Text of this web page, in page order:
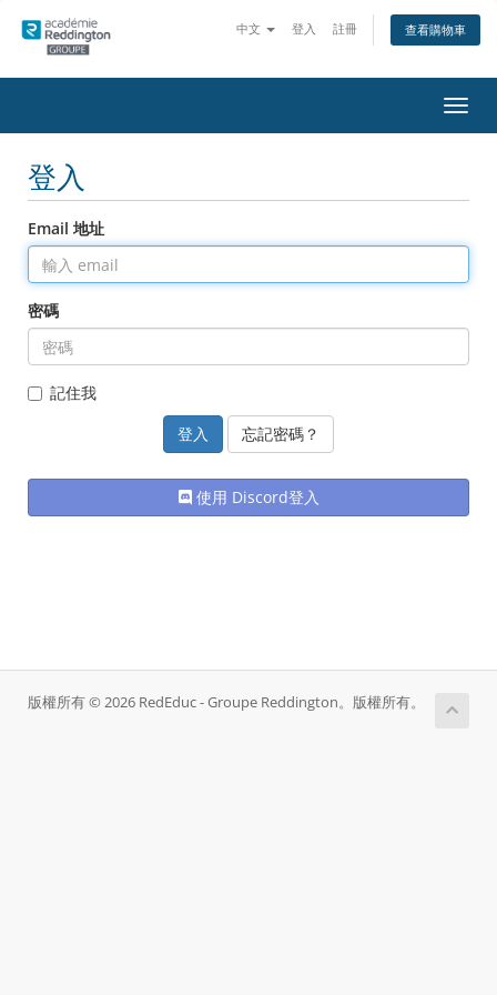
中文 登入 註冊 查看購物車
切
換
登入
Email 地址
密碼
記住我
忘記密碼？
使用 Discord登入
版權所有 © 2026 RedEduc - Groupe Reddington。版權所有。